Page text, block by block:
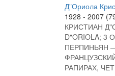
Д"Ориола
1928 - 2007
КРИСТИАН
D"ORIOLA; 3
ПЕРПИНЬЯН
РАПИРАХ,